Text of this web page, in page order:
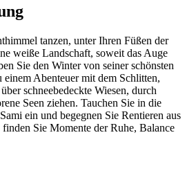
tanzen, unter Ihren Füßen der
weiße Landschaft, soweit das Auge
Sie den Winter von seiner schönsten
einem Abenteuer mit dem Schlitten,
schneebedeckte Wiesen, durch
Seen ziehen. Tauchen Sie in die
ein und begegnen Sie Rentieren aus
Sie Momente der Ruhe, Balance